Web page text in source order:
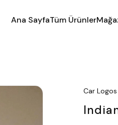
Ana SayfaTüm Ürünler
Car Logos